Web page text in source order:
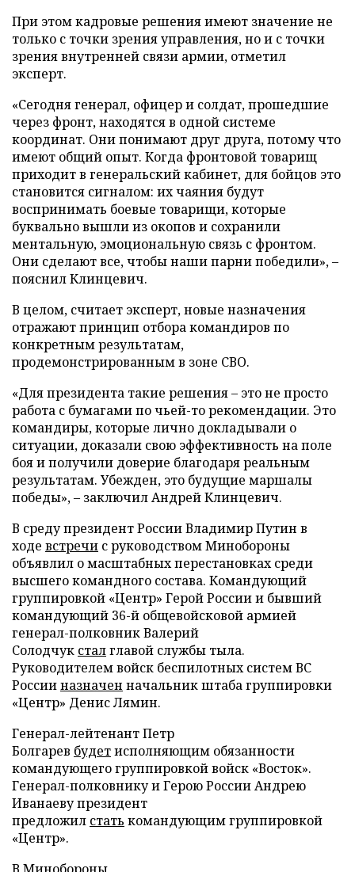
При этом кадровые решения имеют значение не
только с точки зрения управления, но и с точки
зрения внутренней связи армии, отметил
эксперт.
«Сегодня генерал, офицер и солдат, прошедшие
через фронт, находятся в одной системе
координат. Они понимают друг друга, потому что
имеют общий опыт. Когда фронтовой товарищ
приходит в генеральский кабинет, для бойцов это
становится сигналом: их чаяния будут
воспринимать боевые товарищи, которые
буквально вышли из окопов и сохранили
ментальную, эмоциональную связь с фронтом.
Они сделают все, чтобы наши парни победили», –
пояснил Клинцевич.
В целом, считает эксперт, новые назначения
отражают принцип отбора командиров по
конкретным результатам,
продемонстрированным в зоне СВО.
«Для президента такие решения – это не просто
работа с бумагами по чьей-то рекомендации. Это
командиры, которые лично докладывали о
ситуации, доказали свою эффективность на поле
боя и получили доверие благодаря реальным
результатам. Убежден, это будущие маршалы
победы», – заключил Андрей Клинцевич.
В среду президент России Владимир Путин в
ходе встречи с руководством Минобороны
объявлил о масштабных перестановках среди
высшего командного состава. Командующий
группировкой «Центр» Герой России и бывший
командующий 36-й общевойсковой армией
генерал-полковник Валерий
Солодчук сталглавой службы тыла.
Руководителем войск беспилотных систем ВС
Россииназначен начальник штаба группировки
«Центр» Денис Лямин.
Генерал-лейтенант Петр
Болгарев будетисполняющим обязанности
командующего группировкой войск «Восток».
Генерал-полковнику и Герою России Андрею
Иванаеву президент
предложил стать командующим группировкой
«Центр».